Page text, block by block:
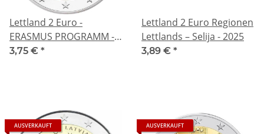
Lettland 2 Euro -
ERASMUS PROGRAMM -
2022 bfr.
3,75 € *
Lettland 2 Euro Regionen
Lettlands – Selija - 2025
3,89 € *
AUSVERKAUFT AUSVERKAUFT